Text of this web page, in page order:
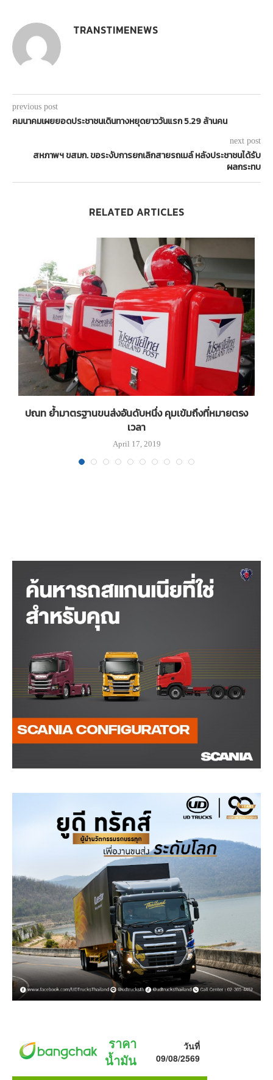
TRANSTIMENEWS
previous post
คมนาคมเผยยอดประชาชนเดินทางหยุดยาววันแรก 5.29 ล้านคน
next post
สหภาพฯ ขสมก. ขอระงับการยกเลิกสายรถเมล์ หลังประชาชนได้รับ
ผลกระทบ
RELATED ARTICLES
ปณท ย้ำมาตรฐานขนส่งอันดับหนึ่ง คุมเข้มถึงที่หมายตรง
เวลา
April 17, 2019